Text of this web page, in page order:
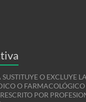
O EXCLUYE
O FARMACOLÓGICO
POR